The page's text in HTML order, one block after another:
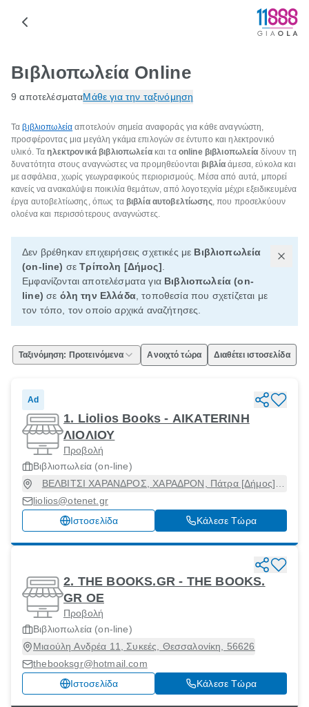
Βιβλιοπωλεία Online
9 αποτελέσματαΜάθε για την ταξινόμηση
Ταβιβλιοπωλεία αποτελούν σημεία αναφοράς για κάθε αναγνώστη,
προσφέροντας μια μεγάλη γκάμα επιλογών σε έντυπο και ηλεκτρονικό
υλικό. Ταηλεκτρονικά βιβλιοπωλείακαι τα online βιβλιοπωλεία δίνουν τη
δυνατότητα στους αναγνώστες να προμηθεύονταιβιβλία άμεσα, εύκολα και
με ασφάλεια, χωρίς γεωγραφικούς περιορισμούς. Μέσα από αυτά, μπορεί
κανείς να ανακαλύψει ποικιλία θεμάτων, από λογοτεχνία μέχρι εξειδικευμένα
έργα αυτοβελτίωσης, όπως τα βιβλία αυτοβελτίωσης, που προσελκύουν
ολοένα και περισσότερους αναγνώστες.
Δεν βρέθηκαν επιχειρήσεις σχετικές με Βιβλιοπωλεία
(on-line) σεΤρίπολη [Δήμος]
Εμφανίζονται αποτελέσματα για Βιβλιοπωλεία (on-
line) σε όλη την Ελλάδα, τοποθεσία που σχετίζεται με
τον τόπο, τον οποίο αρχικά αναζήτησες.
Ταξινόμηση: Προτεινόμενα Ανοιχτό τώρα Διαθέτει ιστοσελίδα
Ad
1. Liolios Books - AIKATERINH
ΛΙΟΛΙΟΥ
Προβολή
Βιβλιοπωλεία (on-line)
ΒΕΛΒΙΤΣΙ ΧΑΡΑΝΔΡΟΣ, ΧΑΡΑΔΡΟΝ, Πάτρα [Δήμος],
liolios@otenet.gr
Ιστοσελίδα
Κάλεσε Τώρα
2. THE BOOKS.GR - THE BOOKS.
GR ΟΕ
Προβολή
Βιβλιοπωλεία (on-line)
Μιαούλη Ανδρέα 11, Συκεές, Θεσσαλονίκη, 56626
thebooksgr@hotmail.com
Ιστοσελίδα
Κάλεσε Τώρα